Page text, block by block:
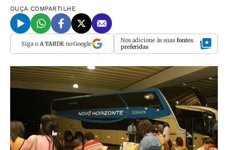
OUÇA COMPARTILHE
Siga o A TARDEno Google Nos adicione às suas fontes
preferidas